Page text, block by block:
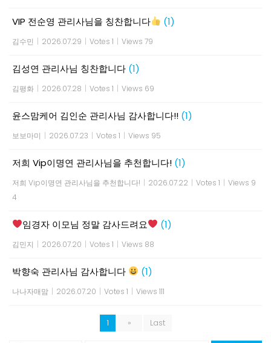
VIP 전순영 관리사님을 칭찬합니다 (1)
김수민 | 2026.07.29 | Votes 1 | Views 79
김성연 관리사님 칭찬합니다 (1)
김평화 | 2026.07.28 | Votes 1 | Views 69
윤스맘케어 김인순 관리사님 감사합니다!! (1)
보보마미 | 2026.07.23 | Votes 1 | Views 95
저희 Vip이명연 관리사님을 추천합니다! (1)
저희 Vip이명연 관리사님을 추천합니다! | 2026.07.22 | Votes 1 | Views 9
4
임경자 이모님 정말 감사드려요 (1)
김민지 | 2026.07.20 | Votes 1 | Views 88
박향숙 관리사님 감사합니다 (1)
나나자매맘 | 2026.07.20 | Votes 1 | Views 111
1 » Last